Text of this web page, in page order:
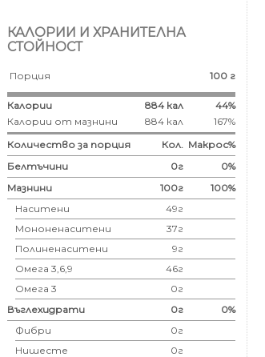
КАЛОРИИ И ХРАНИТЕЛНА
СТОЙНОСТ
Порция 100 г
Калории 884 кал
44%
Калории от мазнини
884 кал
167%
Количество за порция
Кол. Макрос%
Белтъчини
0г
0%
Мазнини
100г
100%
Наситени
49г
Мононенаситени
37г
Полиненаситени
9г
Омега 3,6,9
46г
Омега 3
0г
Въглехидрати
0г
0%
Фибри
0г
Нишесте
0г